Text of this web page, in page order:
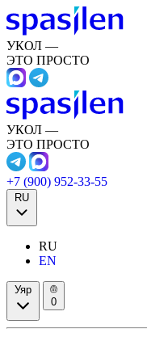
УКОЛ —
ЭТО ПРОСТО
УКОЛ —
ЭТО ПРОСТО
+7 (900) 952-33-55
RU
RU
EN
Уяр
0